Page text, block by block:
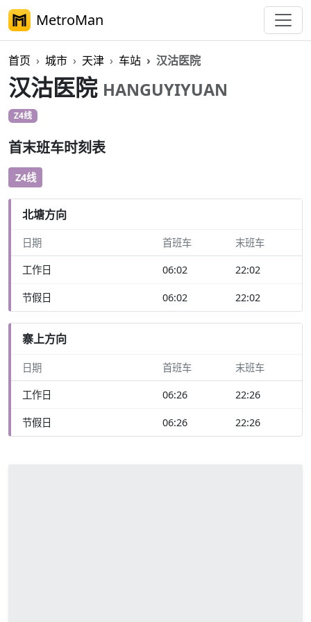
MetroMan
首页 城市 天津 车站 汉沽医院
汉沽医院 HANGUYIYUAN
Z4线
首末班车时刻表
Z4线
北塘方向
日期 首班车 末班车
工作日 06:02 22:02
节假日 06:02 22:02
寨上方向
日期 首班车 末班车
工作日 06:26 22:26
节假日 06:26 22:26